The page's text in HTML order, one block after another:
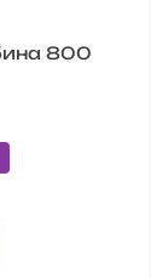
800